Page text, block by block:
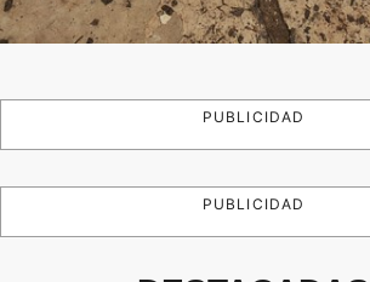
PUBLICIDAD
PUBLICIDAD